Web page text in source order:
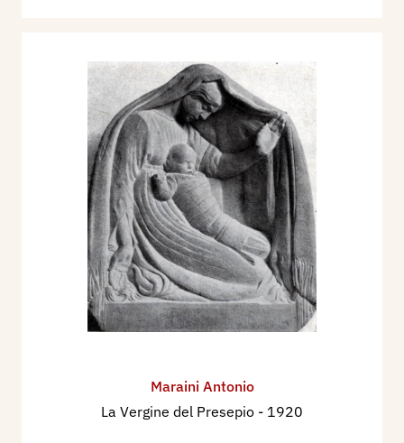
Maraini Antonio
La Vergine del Presepio - 1920